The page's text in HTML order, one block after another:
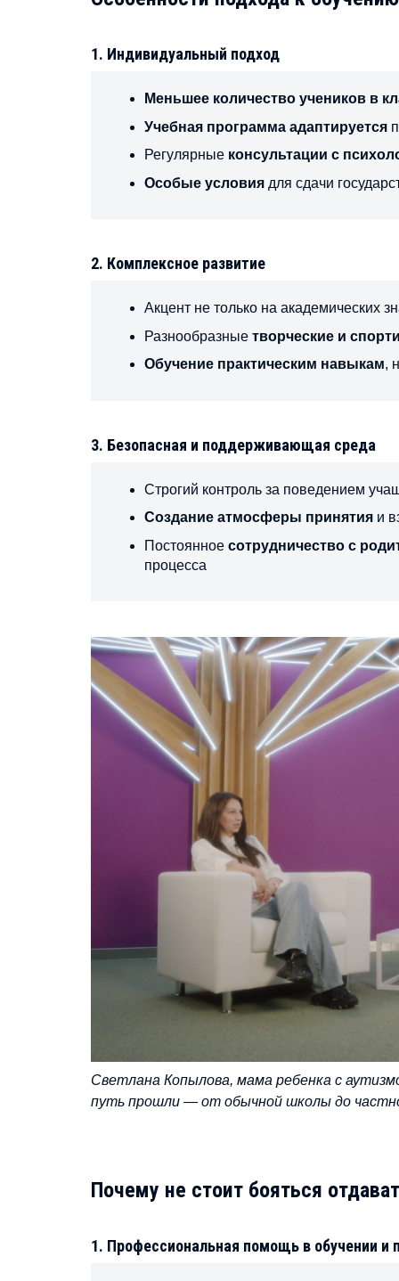
1. Индивидуальный подход
Меньшее количество учеников в
Учебная программа адаптируется
Регулярные консультации с
Особые условия для сдачи
2. Комплексное развитие
Акцент не только на академических
Разнообразные творческие и
Обучение практическим навыкам,
3. Безопасная и поддерживающая среда
Строгий контроль за поведением
Создание атмосферы принятия и
Постоянное сотрудничество с
процесса
Светлана Копылова, мама ребенка с
путь прошли — от обычной школы до
Почему не стоит бояться
1. Профессиональная помощь в обучении и